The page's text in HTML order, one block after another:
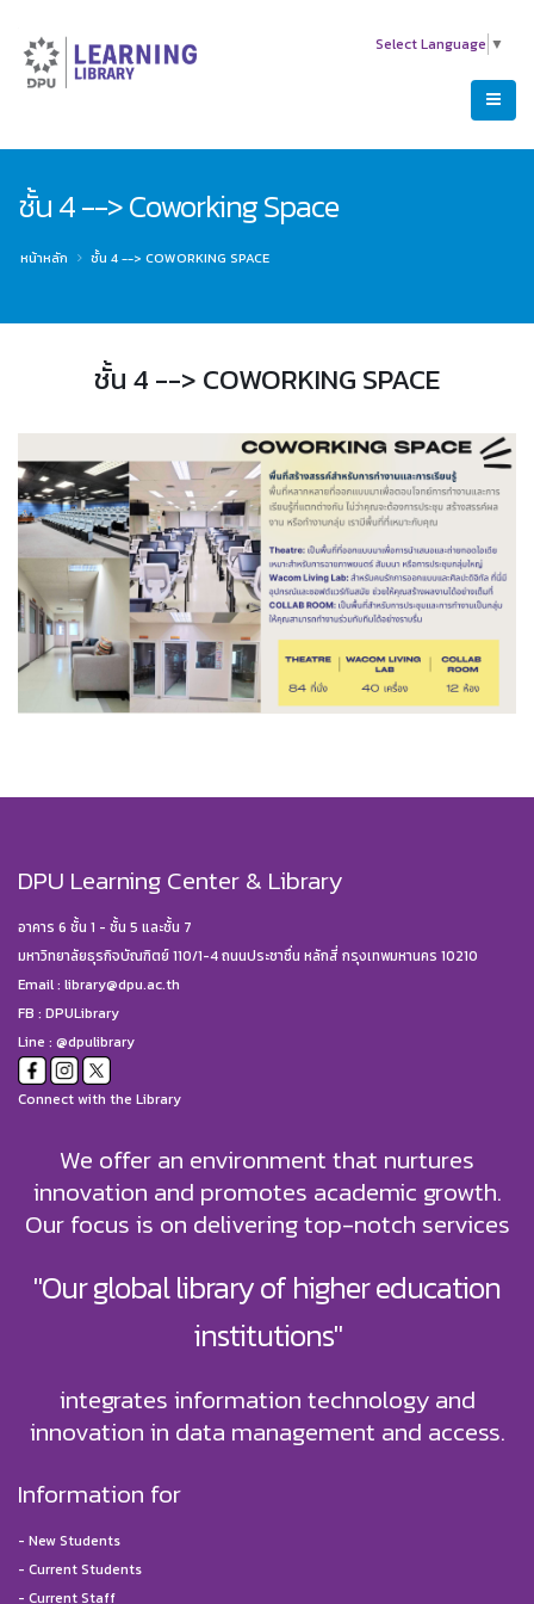
Select Language ▼
ชั้น 4 --> Coworking Space
หน้าหลัก ชั้น 4 --> COWORKING SPACE
ชั้น 4 --> COWORKING SPACE
DPU Learning Center & Library
อาคาร 6 ชั้น 1 - ชั้น 5 และชั้น 7
มหาวิทยาลัยธุรกิจบัณฑิตย์ 110/1-4 ถนนประชาชื่น หลักสี่ กรุงเทพมหานคร 10210
Email : library@dpu.ac.th
FB : DPULibrary
Line : @dpulibrary
Connect with the Library
We offer an environment that nurtures
innovation and promotes academic growth.
Our focus is on delivering top-notch services
"Our global library of higher education
institutions"
integrates information technology and
innovation in data management and access.
Information for
- New Students
- Current Students
- Current Staff